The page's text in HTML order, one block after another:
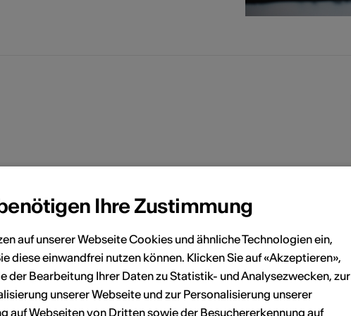
Ihre Zustimmung
auf unserer Webseite Cookies und ähnliche Technologien ein,
diese einwandfrei nutzen können. Klicken Sie auf «Akzeptieren»,
der Bearbeitung Ihrer Daten zu Statistik- und Analysezwecken, zur
unserer Webseite und zur Personalisierung unserer
auf Webseiten von Dritten sowie der Besuchererkennung auf